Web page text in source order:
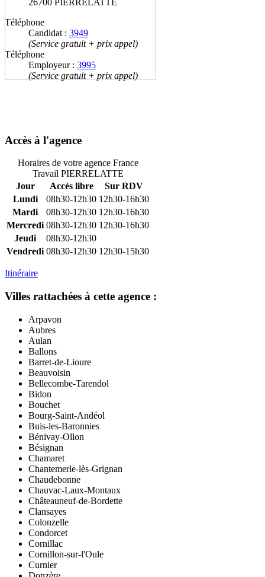
26700 PIERRELATTE
Téléphone
Candidat : 3949
(Service gratuit + prix appel)
Téléphone
Employeur : 3995
(Service gratuit + prix appel)
Accès à l'agence
Horaires de votre agence France
Travail PIERRELATTE
Jour
Accès libre
Sur RDV
Lundi
08h30-12h30 12h30-16h30
Mardi
08h30-12h30 12h30-16h30
Mercredi 08h30-12h30 12h30-16h30
Jeudi
08h30-12h30
Vendredi 08h30-12h30 12h30-15h30
Itinéraire
Villes rattachées à cette agence :
Arpavon
Aubres
Aulan
Ballons
Barret-de-Lioure
Beauvoisin
Bellecombe-Tarendol
Bidon
Bouchet
Bourg-Saint-Andéol
Buis-les-Baronnies
Bénivay-Ollon
Bésignan
Chamaret
Chantemerle-lès-Grignan
Chaudebonne
Chauvac-Laux-Montaux
Châteauneuf-de-Bordette
Clansayes
Colonzelle
Condorcet
Cornillac
Cornillon-sur-l'Oule
Curnier